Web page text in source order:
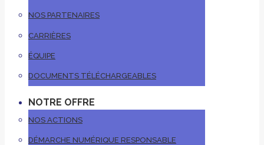
NOS PARTENAIRES
CARRIÈRES
ÉQUIPE
DOCUMENTS TÉLÉCHARGEABLES
NOTRE OFFRE
NOS ACTIONS
DÉMARCHE NUMÉRIQUE RESPONSABLE